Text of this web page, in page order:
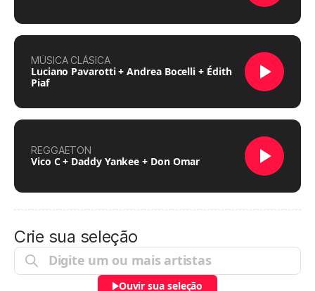
MÚSICA CLÁSICA
Luciano Pavarotti + Andrea Bocelli + Édith
Piaf
REGGAETON
Vico C + Daddy Yankee + Don Omar
Crie sua seleção
Ouvir sua seleção